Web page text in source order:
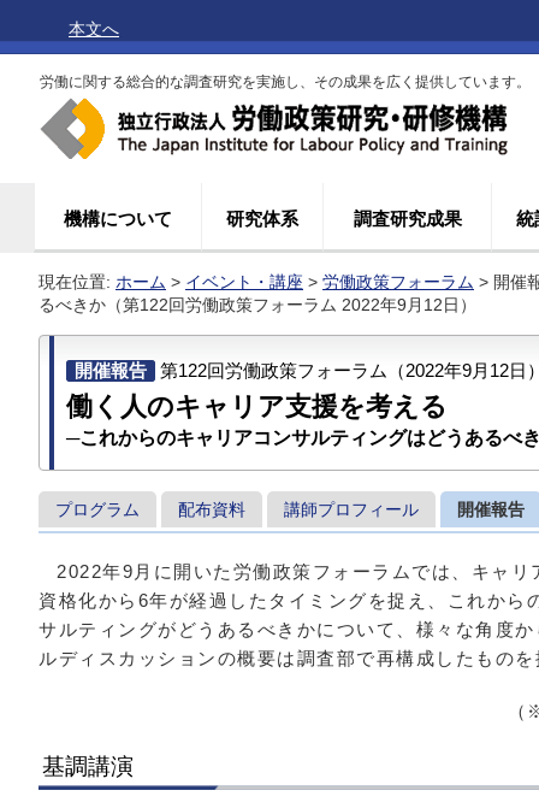
本文へ
労働に関する総合的な調査研究を実施し、その成果を広く提供しています。
機構について 研究体系 調査研究成果 統
現在位置: ホーム > イベント・講座 > 労働政策フォーラム > 開催
るべきか（第122回労働政策フォーラム 2022年9月12日）
開催報告 第122回労働政策フォーラム（2022年9月12日
働く人のキャリア支援を考える
─これからのキャリアコンサルティングはどうあるべ
プログラム 配布資料 講師プロフィール 開催報告
2022年9月に開いた労働政策フォーラムでは、キャ
資格化から6年が経過したタイミングを捉え、これから
サルティングがどうあるべきかについて、様々な角度
ルディスカッションの概要は調査部で再構成したもの
基調講演